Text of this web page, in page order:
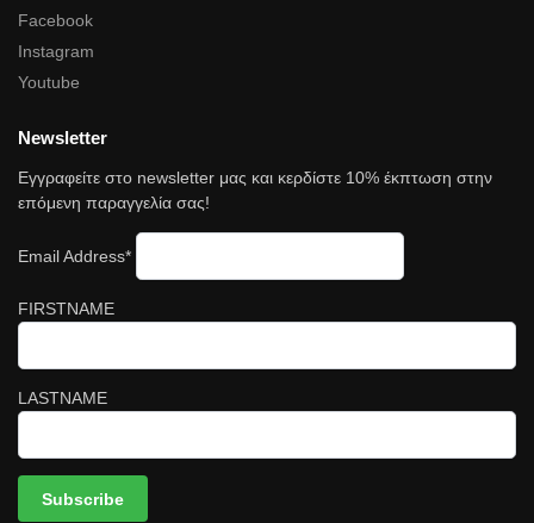
Facebook
Instagram
Youtube
Newsletter
Εγγραφείτε στο newsletter μας και κερδίστε 10% έκπτωση στην
επόμενη παραγγελία σας!
Email Address*
FIRSTNAME
LASTNAME